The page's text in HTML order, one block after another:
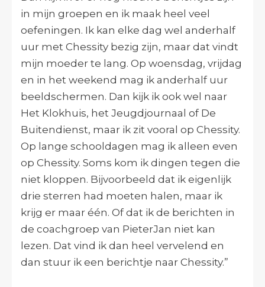
in mijn groepen en ik maak heel veel
oefeningen. Ik kan elke dag wel anderhalf
uur met Chessity bezig zijn, maar dat vindt
mijn moeder te lang. Op woensdag, vrijdag
en in het weekend mag ik anderhalf uur
beeldschermen. Dan kijk ik ook wel naar
Het Klokhuis, het Jeugdjournaal of De
Buitendienst, maar ik zit vooral op Chessity.
Op lange schooldagen mag ik alleen even
op Chessity. Soms kom ik dingen tegen die
niet kloppen. Bijvoorbeeld dat ik eigenlijk
drie sterren had moeten halen, maar ik
krijg er maar één. Of dat ik de berichten in
de coachgroep van PieterJan niet kan
lezen. Dat vind ik dan heel vervelend en
dan stuur ik een berichtje naar Chessity.”